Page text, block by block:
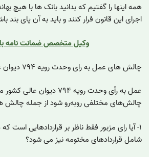
همه اینها را گفتیم که بدانید بانک ها با هیچ
اجرای این قانون فرار کنند و باید به آن پای بند
وکیل متخصص ضمانت نامه
چالش های عمل به رای وحدت رویه ۷۹۴ دیوان عالی کشور
عمل به رأی وحدت رویه ۷۹۴
چالش‌های مختلفی روبه‌رو شود از جمله چالش
۱- آیا رای مزبور فقط ناظر بر قراردادهایی است
شامل قراردادهای مختومه نیز می شود؟